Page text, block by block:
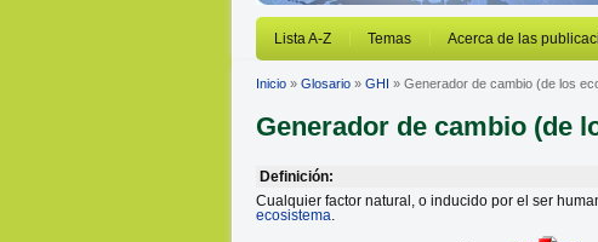
Lista A-Z Temas Acerca de las
Inicio » Glosario » GHI » Generador de cambio (de los
Generador de cambio (de
Definición:
Cualquier factor natural, o inducido por el ser
ecosistema.